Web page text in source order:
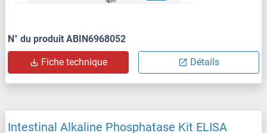
N° du produit ABIN6968052
Fiche technique Détails
Intestinal Alkaline Phosphatase Kit ELISA